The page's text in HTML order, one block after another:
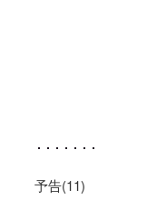
予告(11)